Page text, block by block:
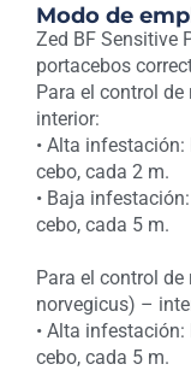
Modo de
Zed BF Sensitive
portacebos
Para el control
interior:
• Alta
cebo, cada 2 m.
• Baja
cebo, cada 5 m.
Para el control
norvegicus) –
• Alta
cebo, cada 5 m.